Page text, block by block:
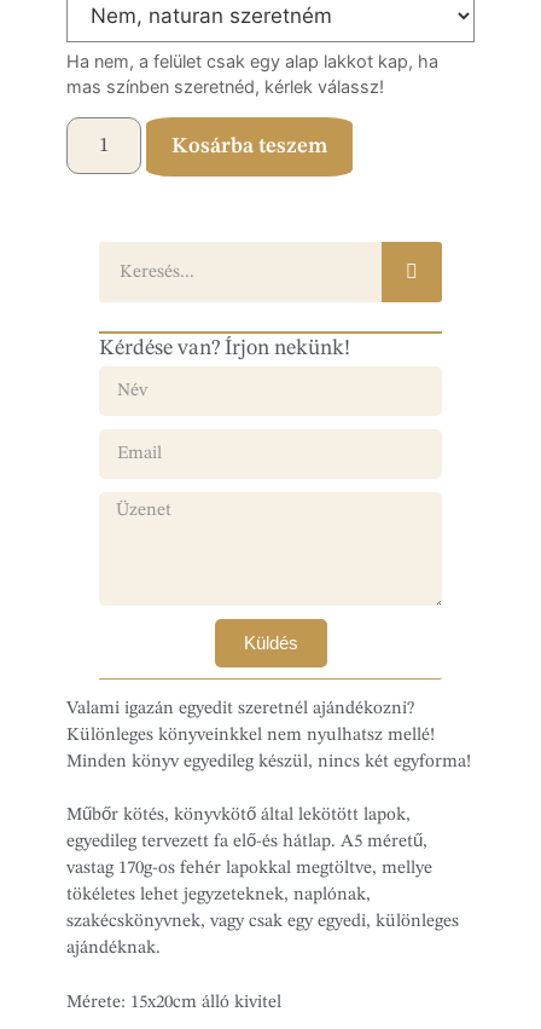
Ha nem, a felület csak egy alap lakkot kap, ha
mas színben szeretnéd, kérlek válassz!
Kosárba teszem
Kérdése van? Írjon nekünk!
Küldés
Valami igazán egyedit szeretnél ajándékozni?
Különleges könyveinkkel nem nyulhatsz mellé!
Minden könyv egyedileg készül, nincs két egyforma!
Műbőr kötés, könyvkötő által lekötött lapok,
egyedileg tervezett fa elő-és hátlap. A5 méretű,
vastag 170g-os fehér lapokkal megtöltve, mellye
tökéletes lehet jegyzeteknek, naplónak,
szakécskönyvnek, vagy csak egy egyedi, különleges
ajándéknak.
Mérete: 15x20cm álló kivitel